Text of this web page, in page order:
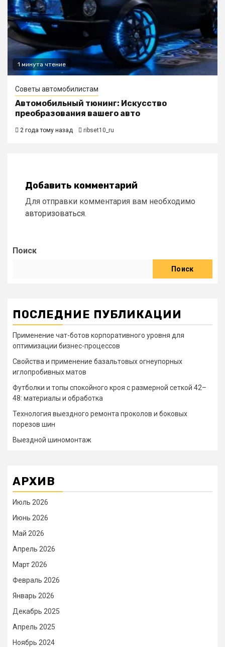
1 минута чтение
Советы автомобилистам
Автомобильный тюнинг: Искусство
преобразования вашего авто
2 года тому назад ribset10_ru
Добавить комментарий
Для отправки комментария вам необходимо
авторизоваться.
Поиск
Поиск
ПОСЛЕДНИЕ ПУБЛИКАЦИИ
Применение чат-ботов корпоративного уровня для
оптимизации бизнес-процессов
Свойства и применение базальтовых огнеупорных
иглопробивных матов
Футболки и топы спокойного кроя с размерной сеткой 42–
48: материалы и обработка
Технология выездного ремонта проколов и боковых
порезов шин
Выездной шиномонтаж
АРХИВ
Июль 2026
Июнь 2026
Май 2026
Апрель 2026
Март 2026
Февраль 2026
Январь 2026
Декабрь 2025
Апрель 2025
Ноябрь 2024